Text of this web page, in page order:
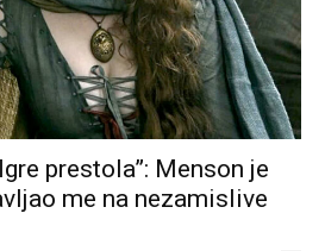
prestola”: Menson je
me na nezamislive